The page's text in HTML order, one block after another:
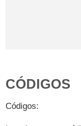
CÓDIGOS
Códigos: